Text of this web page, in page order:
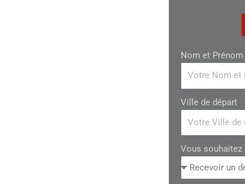
Nom et Prénom
Ville de départ
Vous souhaitez